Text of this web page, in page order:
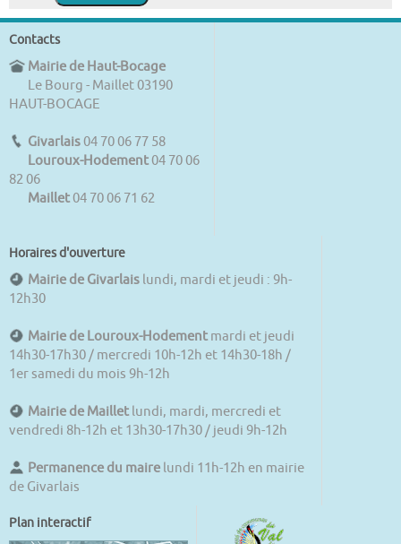
Contacts
Mairie de Haut-Bocage
Le Bourg - Maillet 03190
HAUT-BOCAGE
Givarlais 04 70 06 77 58
Louroux-Hodement 04 70 06
82 06
Maillet 04 70 06 71 62
Horaires d'ouverture
Mairie de Givarlais lundi, mardi et jeudi : 9h-
12h30
Mairie de Louroux-Hodement mardi et jeudi
14h30-17h30 / mercredi 10h-12h et 14h30-18h /
1er samedi du mois 9h-12h
Mairie de Maillet lundi, mardi, mercredi et
vendredi 8h-12h et 13h30-17h30 / jeudi 9h-12h
Permanence du maire lundi 11h-12h en mairie
de Givarlais
Plan interactif